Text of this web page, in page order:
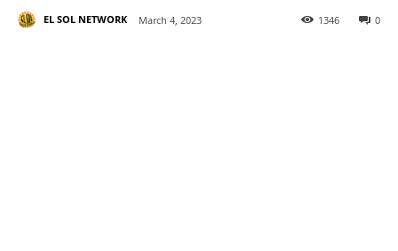
EL SOL NETWORK March 4, 2023 0
1346